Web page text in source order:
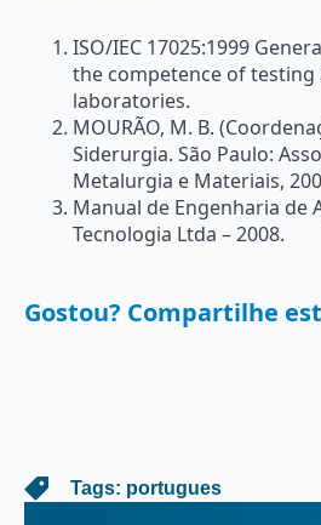
ISO/IEC 17025:1999
the competence of
laboratories.
MOURÃO, M. B.
Siderurgia. São Paulo:
Metalurgia e Materiais,
Manual de Engenharia de
Tecnologia Ltda – 2008.
Gostou? Compartilhe
   Tags:
portugues